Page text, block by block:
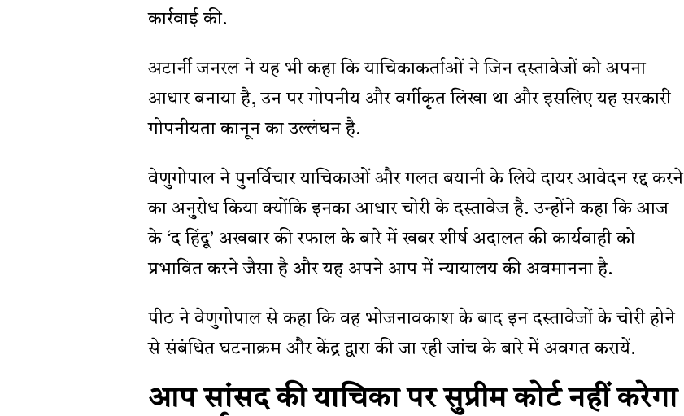
कार्रवाई की.
अटार्नी जनरल ने यह भी कहा कि याचिकाकर्ताओं ने जिन दस्तावेजों को अपना
आधार बनाया है, उन पर गोपनीय और वर्गीकृत लिखा था और इसलिए यह सरकारी
गोपनीयता कानून का उल्लंघन है.
वेणुगोपाल ने पुनर्विचार याचिकाओं और गलत बयानी के लिये दायर आवेदन रद्द करने
का अनुरोध किया क्योंकि इनका आधार चोरी के दस्तावेज है. उन्होंने कहा कि आज
के ‘द हिंदू’ अखबार की रफाल के बारे में खबर शीर्ष अदालत की कार्यवाही को
प्रभावित करने जैसा है और यह अपने आप में न्यायालय की अवमानना है.
पीठ ने वेणुगोपाल से कहा कि वह भोजनावकाश के बाद इन दस्तावेजों के चोरी होने
से संबंधित घटनाक्रम और केंद्र द्वारा की जा रही जांच के बारे में अवगत करायें.
आप सांसद की याचिका पर सुप्रीम कोर्ट नहीं करेगा